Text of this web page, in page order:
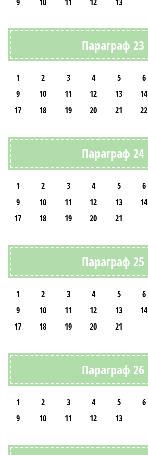
Параграф 23
1 2 3 4 5 6
9
10 11 12 13 14
17
18 19 20 21 22
Параграф 24
1 2 3 4 5 6
9
10 11 12 13 14
17
18 19 20 21
Параграф 25
1 2 3 4 5 6
9
10 11 12 13 14
17
18 19 20 21
Параграф 26
1 2 3 4 5 6
9
10 11 12 13